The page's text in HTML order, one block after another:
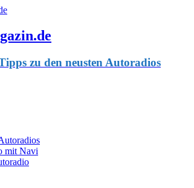
zu den neusten Autoradios
mit Navi